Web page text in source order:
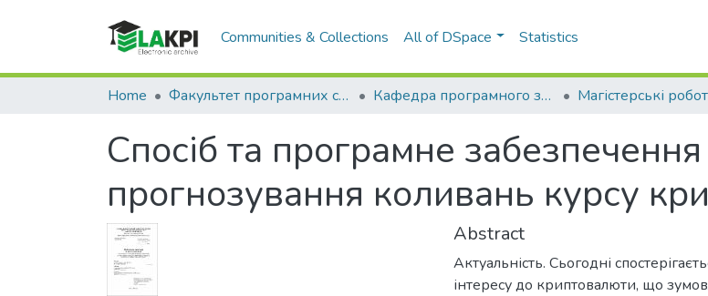
Communities & Collections All of DSpace Statistics
Home Факультет програмних систем та прикладної математики (ФПСПМ) Кафедра програмного забезпечення комп’ютерних систем (ПЗКС)
Спосіб та програмне
прогнозування коливань курсу
Abstract
Актуальність. Сьогодні
інтересу до криптовалюти, що